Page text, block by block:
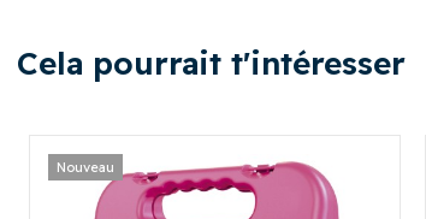
Cela pourrait t'intéresser
Nouveau